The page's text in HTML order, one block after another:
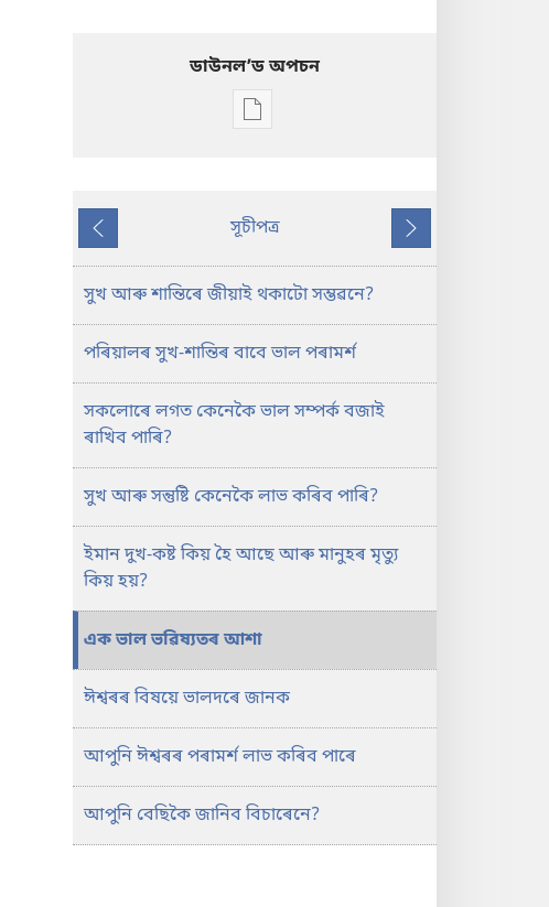
ডাউনলʼড অপচন
Publication
থাকক!
শান্তিৰে
জীয়াই
থকাটো
সম্ভৱনে?
Previous
সূচীপত্র
Next
সুখ আৰু শান্তিৰে জীয়াই থকাটো সম্ভৱনে?
পৰিয়ালৰ সুখ-শান্তিৰ বাবে ভাল পৰামৰ্শ
সকলোৰে লগত কেনেকৈ ভাল সম্পৰ্ক বজাই
ৰাখিব পাৰি?
সুখ আৰু সন্তুষ্টি কেনেকৈ লাভ কৰিব পাৰি?
ইমান দুখ-কষ্ট কিয় হৈ আছে আৰু মানুহৰ মৃত্যু
কিয় হয়?
এক ভাল ভৱিষ্যতৰ আশা
ঈশ্বৰৰ বিষয়ে ভালদৰে জানক
আপুনি ঈশ্বৰৰ পৰামৰ্শ লাভ কৰিব পাৰে
আপুনি বেছিকৈ জানিব বিচাৰেনে?